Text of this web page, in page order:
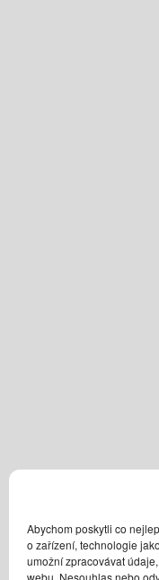
Abychom poskytli co
o zařízení, technologie
umožní zpracovávat
webu. Nesouhlas nebo